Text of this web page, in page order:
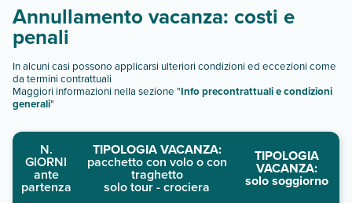
Annullamento vacanza: costi e
penali
In alcuni casi possono applicarsi ulteriori condizioni ed eccezioni come
da termini contrattuali
Maggiori informazioni nella sezione "Info precontrattuali e condizioni
generali"
N.
GIORNI
ante
partenza
TIPOLOGIA VACANZA:
pacchetto con volo o con
traghetto
solo tour - crociera
TIPOLOGIA
VACANZA:
solo soggiorno